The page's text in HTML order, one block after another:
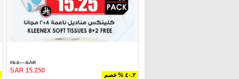
٤٠.٢ % خصم
SAR ٢٥.٥٠٠
SAR 15.250